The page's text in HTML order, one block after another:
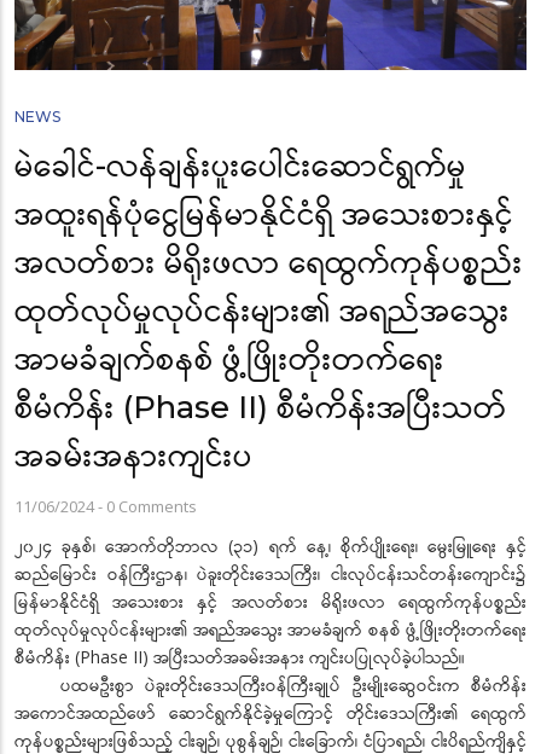
NEWS
မဲခေါင်-လန်ချန်းပူးပေါင်းဆောင်ရွက်မှု
အထူးရန်ပုံငွေမြန်မာနိုင်ငံရှိ အသေးစားနှင့်
အလတ်စား မိရိုးဖလာ ရေထွက်ကုန်ပစ္စည်း
ထုတ်လုပ်မှုလုပ်ငန်းများ၏ အရည်အသွေး
အာမခံချက်စနစ် ဖွံ့ဖြိုးတိုးတက်ရေး
စီမံကိန်း (Phase II) စီမံကိန်းအပြီးသတ်
အခမ်းအနားကျင်းပ
11/06/2024- 0 Comments
၂၀၂၄ ခုနှစ်၊ အောက်တိုဘာလ (၃၁) ရက် နေ့၊ စိုက်ပျိုးရေး၊ မွေးမြူရေး နှင့်
ဆည်မြောင်း ဝန်ကြီးဌာန၊ ပဲခူးတိုင်းဒေသကြီး၊ ငါးလုပ်ငန်းသင်တန်းကျောင်း၌
မြန်မာနိုင်ငံရှိ အသေးစား နှင့် အလတ်စား မိရိုးဖလာ ရေထွက်ကုန်ပစ္စည်း
ထုတ်လုပ်မှုလုပ်ငန်းများ၏ အရည်အသွေး အာမခံချက် စနစ် ဖွံ့ဖြိုးတိုးတက်ရေး
စီမံကိန်း (Phase II) အပြီးသတ်အခမ်းအနား ကျင်းပပြုလုပ်ခဲ့ပါသည်။
ပထမဦးစွာ ပဲခူးတိုင်းဒေသကြီးဝန်ကြီးချုပ် ဦးမျိုးဆွေဝင်းက စီမံကိန်း
အကောင်အထည်ဖော် ဆောင်ရွက်နိုင်ခဲ့မှုကြောင့် တိုင်းဒေသကြီး၏ ရေထွက်
ကုန်ပစ္စည်းများဖြစ်သည့် ငါးချဉ်၊ ပုစွန်ချဉ်၊ ငါးခြောက်၊ ငံပြာရည်၊ ငါးပိရည်ကျိနှင့်